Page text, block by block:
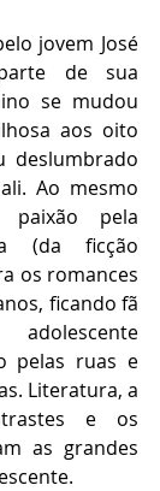
jovem José
de sua
se mudou
aos oito
deslumbrado
Ao mesmo
pela
(da ficção
os romances
ficando fã
pelas ruas e
Literatura, a
e os
as grandes